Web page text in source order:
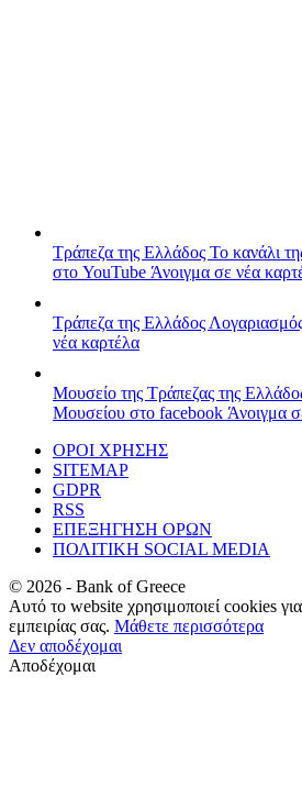
Τράπεζα της Ελλάδος Το κανάλι
στο YouTube Άνοιγμα σε νέα
Τράπεζα της Ελλάδος
νέα καρτέλα
Μουσείο της Τράπεζας της
Μουσείου στο facebook Άνοιγμα
ΟΡΟΙ ΧΡΗΣΗΣ
SITEMAP
GDPR
RSS
ΕΠΕΞΗΓΗΣΗ ΟΡΩΝ
ΠΟΛΙΤΙΚΗ SOCIAL MEDIA
© 2026 - Bank of Greece
Αυτό το website χρησιμοποιεί cookies
εμπειρίας σας. Μάθετε περισσότερα
Δεν αποδέχομαι
Αποδέχομαι